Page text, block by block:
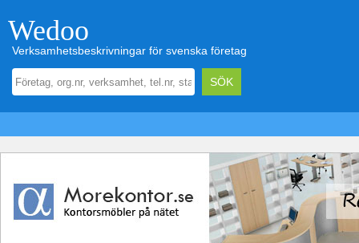
Wedoo
Verksamhetsbeskrivningar för svenska företag